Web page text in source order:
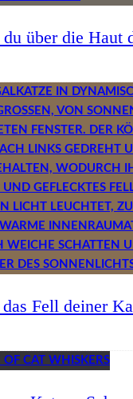
über die Haut
Fell deiner